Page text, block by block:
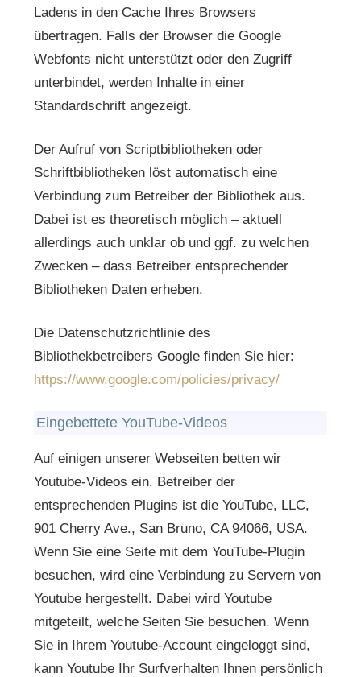
Ladens in den Cache Ihres Browsers
übertragen. Falls der Browser die Google
Webfonts nicht unterstützt oder den Zugriff
unterbindet, werden Inhalte in einer
Standardschrift angezeigt.
Der Aufruf von Scriptbibliotheken oder
Schriftbibliotheken löst automatisch eine
Verbindung zum Betreiber der Bibliothek aus.
Dabei ist es theoretisch möglich – aktuell
allerdings auch unklar ob und ggf. zu welchen
Zwecken – dass Betreiber entsprechender
Bibliotheken Daten erheben.
Die Datenschutzrichtlinie des
Bibliothekbetreibers Google finden Sie hier:
https://www.google.com/policies/privacy/
Eingebettete YouTube-Videos
Auf einigen unserer Webseiten betten wir
Youtube-Videos ein. Betreiber der
entsprechenden Plugins ist die YouTube, LLC,
901 Cherry Ave., San Bruno, CA 94066, USA.
Wenn Sie eine Seite mit dem YouTube-Plugin
besuchen, wird eine Verbindung zu Servern von
Youtube hergestellt. Dabei wird Youtube
mitgeteilt, welche Seiten Sie besuchen. Wenn
Sie in Ihrem Youtube-Account eingeloggt sind,
kann Youtube Ihr Surfverhalten Ihnen persönlich